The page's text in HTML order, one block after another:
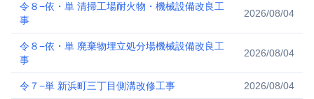
令８−依・単 清掃工場耐火物・機械設備改良工
事
2026/08/04
令８−依・単 廃棄物埋立処分場機械設備改良工
事
2026/08/04
令７−単 新浜町三丁目側溝改修工事 2026/08/04